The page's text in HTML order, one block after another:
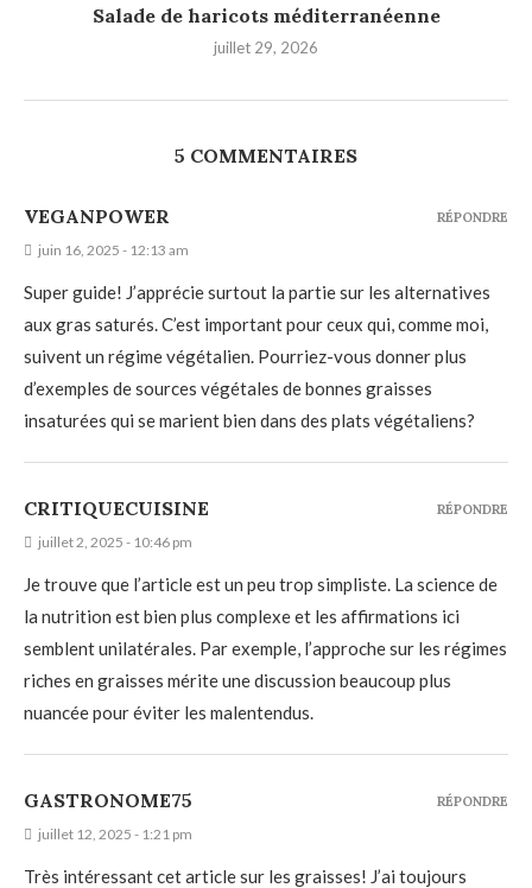
Salade de haricots méditerranéenne
juillet 29, 2026
5 COMMENTAIRES
VEGANPOWER
juin 16, 2025 - 12:13 am
Super guide! J’apprécie surtout la partie sur les alternatives
aux gras saturés. C’est important pour ceux qui, comme moi,
suivent un régime végétalien. Pourriez-vous donner plus
d’exemples de sources végétales de bonnes graisses
insaturées qui se marient bien dans des plats végétaliens?
RÉPONDRE
CRITIQUECUISINE
juillet 2, 2025 - 10:46 pm
Je trouve que l’article est un peu trop simpliste. La science de
la nutrition est bien plus complexe et les affirmations ici
semblent unilatérales. Par exemple, l’approche sur les régimes
riches en graisses mérite une discussion beaucoup plus
nuancée pour éviter les malentendus.
RÉPONDRE
GASTRONOME75
juillet 12, 2025 - 1:21 pm
Très intéressant cet article sur les graisses! J’ai toujours
RÉPONDRE